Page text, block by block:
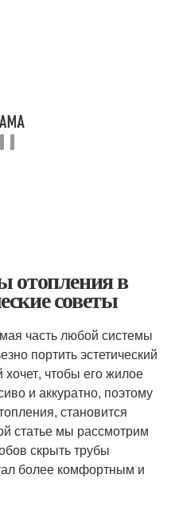
отопления в
советы
часть любой системы
портить эстетический
чтобы его жилое
и аккуратно, поэтому
становится
статье мы рассмотрим
скрыть трубы
более комфортным и